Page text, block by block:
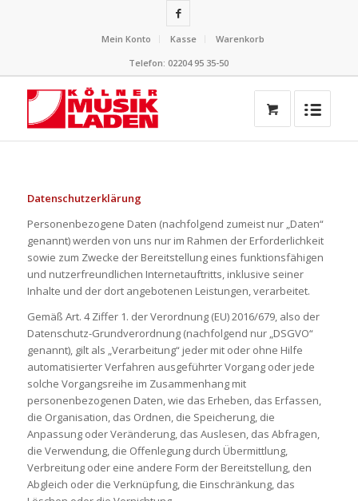
Mein Konto Kasse
Warenkorb
Telefon: 02204 95 35-50
Datenschutzerklärung
Personenbezogene Daten (nachfolgend zumeist nur „Daten“
genannt) werden von uns nur im Rahmen der Erforderlichkeit
sowie zum Zwecke der Bereitstellung eines funktionsfähigen
und nutzerfreundlichen Internetauftritts, inklusive seiner
Inhalte und der dort angebotenen Leistungen, verarbeitet.
Gemäß Art. 4 Ziffer 1. der Verordnung (EU) 2016/679, also der
Datenschutz-Grundverordnung (nachfolgend nur „DSGVO“
genannt), gilt als „Verarbeitung“ jeder mit oder ohne Hilfe
automatisierter Verfahren ausgeführter Vorgang oder jede
solche Vorgangsreihe im Zusammenhang mit
personenbezogenen Daten, wie das Erheben, das Erfassen,
die Organisation, das Ordnen, die Speicherung, die
Anpassung oder Veränderung, das Auslesen, das Abfragen,
die Verwendung, die Offenlegung durch Übermittlung,
Verbreitung oder eine andere Form der Bereitstellung, den
Abgleich oder die Verknüpfung, die Einschränkung, das